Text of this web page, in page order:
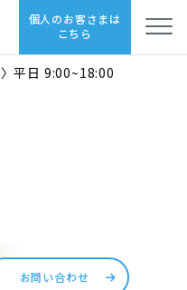
個人のお客さまは
こちら
〉平日 9:00~18:00
高めて
財』へ
一の研修
お問い合わせ